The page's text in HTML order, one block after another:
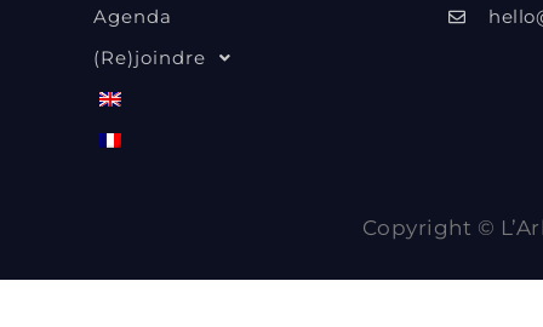
Agenda
(Re)joindre
Copyright ©